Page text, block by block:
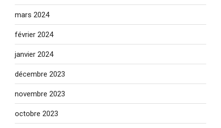
mars 2024
février 2024
janvier 2024
décembre 2023
novembre 2023
octobre 2023